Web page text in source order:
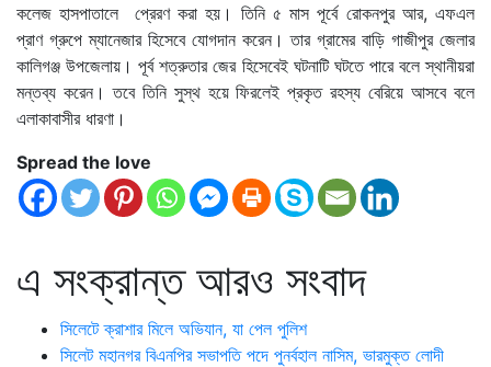
কলেজ হাসপাতালে প্রেরণ করা হয়। তিনি ৫ মাস পূর্বে রোকনপুর আর, এফএল
প্রাণ গ্রুপে ম্যানেজার হিসেবে যোগদান করেন। তার গ্রামের বাড়ি গাজীপুর জেলার
কালিগঞ্জ উপজেলায়। পূর্ব শত্রুতার জের হিসেবেই ঘটনাটি ঘটতে পারে বলে স্থানীয়রা
মন্তব্য করেন। তবে তিনি সুস্থ হয়ে ফিরলেই প্রকৃত রহস্য বেরিয়ে আসবে বলে
এলাকাবাসীর ধারণা।
Spread the love
এ সংক্রান্ত আরও সংবাদ
সিলেটে ক্রাশার মিলে অভিযান, যা পেল পুলিশ
সিলেট মহানগর বিএনপির সভাপতি পদে পুনর্বহাল নাসিম, ভারমুক্ত লোদী